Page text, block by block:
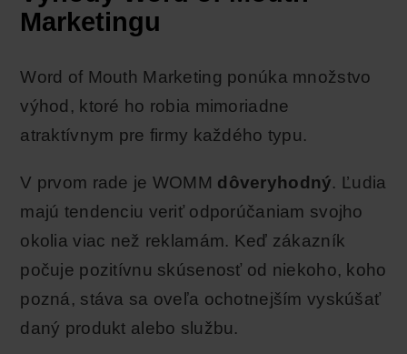
Marketingu
Word of Mouth Marketing ponúka množstvo
výhod, ktoré ho robia mimoriadne
atraktívnym pre firmy každého typu.
V prvom rade je WOMM dôveryhodný. Ľudia
majú tendenciu veriť odporúčaniam svojho
okolia viac než reklamám. Keď zákazník
počuje pozitívnu skúsenosť od niekoho, koho
pozná, stáva sa oveľa ochotnejším vyskúšať
daný produkt alebo službu.